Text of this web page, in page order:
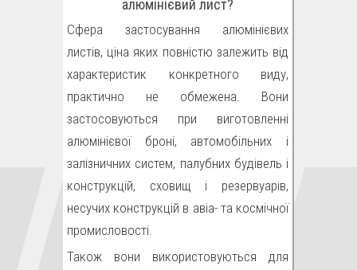
алюмінієвий лист?
Сфера застосування алюмінієвих
листів, ціна яких повністю залежить від
характеристик конкретного виду,
практично не обмежена. Вони
застосовуються при виготовленні
алюмінієвої броні, автомобільних і
залізничних систем, палубних будівель і
конструкцій, сховищ і резервуарів,
несучих конструкцій в авіа- та космічної
промисловості.
Також вони використовуються для